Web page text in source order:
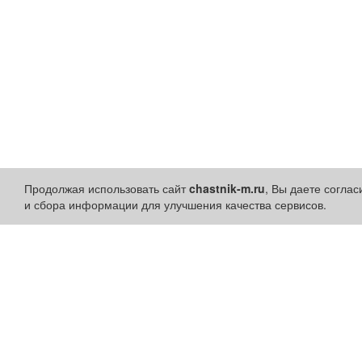
Продолжая использовать сайтchastnik-m.ru, Вы даете
и сбора информации для улучшения качества сервисов.